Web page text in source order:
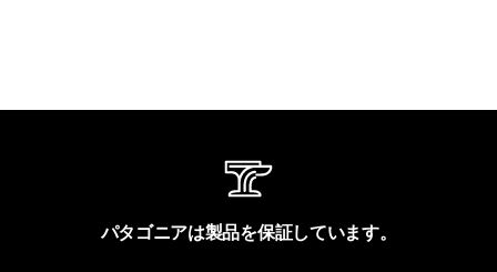
パタゴニアは製品を保証しています。